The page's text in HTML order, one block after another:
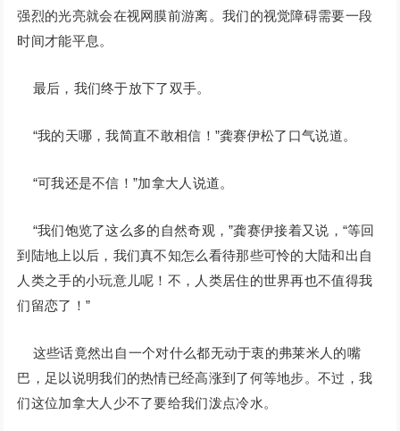
强烈的光亮就会在视网膜前游离。我们的视觉障碍需要一段
时间才能平息。
最后，我们终于放下了双手。
“我的天哪，我简直不敢相信！”龚赛伊松了口气说道。
“可我还是不信！”加拿大人说道。
“我们饱览了这么多的自然奇观，”龚赛伊接着又说，“等回
到陆地上以后，我们真不知怎么看待那些可怜的大陆和出自
人类之手的小玩意儿呢！不，人类居住的世界再也不值得我
们留恋了！”
这些话竟然出自一个对什么都无动于衷的弗莱米人的嘴
巴，足以说明我们的热情已经高涨到了何等地步。不过，我
们这位加拿大人少不了要给我们泼点冷水。